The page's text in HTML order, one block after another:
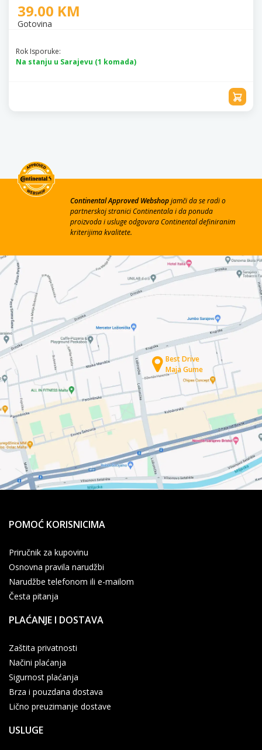
39.00 KM
Gotovina
Rok Isporuke:
Na stanju u Sarajevu (1 komada)
Continental Approved Webshopjamči da se radi o
partnerskoj stranici Continentala i da ponuda
proizvoda i usluge odgovara Continental definiranim
kriterijima kvalitete.
Best Drive
Maja Gume
POMOĆ KORISNICIMA
Priručnik za kupovinu
Osnovna pravila narudžbi
Narudžbe telefonom ili e-mailom
Česta pitanja
PLAĆANJE I DOSTAVA
Zaštita privatnosti
Načini plaćanja
Sigurnost plaćanja
Brza i pouzdana dostava
Lično preuzimanje dostave
USLUGE